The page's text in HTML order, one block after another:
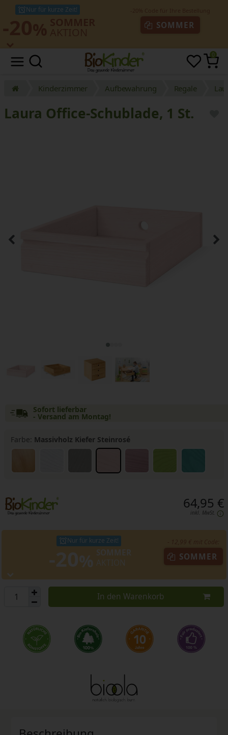
Nur für kurze Zeit!
SOMMER
0
Kinderzimmer Aufbewahrung Regale
Laura Office-Schublade, 1 St.
Sofort lieferbar
- Versand am Montag!
Farbe: Massivholz Kiefer Steinrosé
64,95 €
inkl. MwSt.
Nur für kurze Zeit!
SOMMER
In den Warenkorb